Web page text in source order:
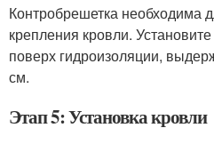
Контробрешетка необходима
крепления кровли.
поверх гидроизоляции,
см.
Этап 5: Установка кровли